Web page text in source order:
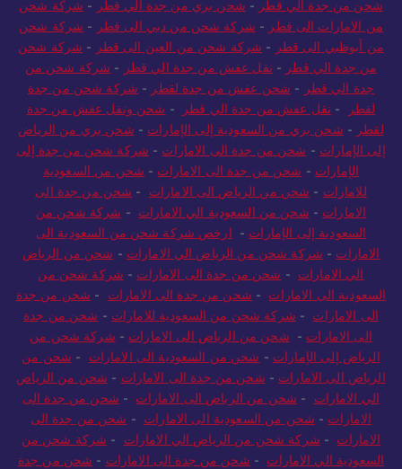
شحن من جدة الي قطر - شحن بري من جدة الي قطر - شركة شحن
من الامارات الى قطر - شركة شحن من دبي الى قطر - شركة شحن
من أبوظبي الى قطر - شركة شحن من العين الى قطر - شركة شحن
من جدة الي قطر - نقل عفش من جدة الي قطر - شركة شحن من
جدة الي قطر - شحن عفش من جدة لقطر - شركة شحن من جدة
لقطر
- نقل عفش من جدة الي قطر - شحن ونقل عفش من جدة
لقطر - شحن بري من السعودية إلى الإمارات - شحن بري من الرياض
إلى الإمارات - شحن من جدة الى الامارات - شركة شحن من جدة إلى
الإمارات - شحن من جدة الى الامارات - شحن من السعودية
للامارات - شحن من الرياض الى الامارات - شحن من جدة الى
الامارات - شحن من السعودية الي الامارات - شركة شحن من
السعودية إلى الإمارات - ارخص شركة شحن من السعودية الى
الامارات - شركة شحن من الرياض الي الامارات - شحن من الرياض
الي الامارات - شحن من جدة الى الامارات - شركة شحن من
السعودية الى الامارات - شحن من جدة الى الامارات - شحن من جدة
الى الامارات - شركة شحن من السعودية للامارات - شحن من جدة
الى الامارات - شحن من الرياض الى الامارات - شركة شحن من
الرياض إلى الإمارات - شحن من السعودية الى الامارات - شحن من
الرياض الى الامارات - شحن من جدة الى الامارات - شحن من الرياض
الي الامارات - شحن من الرياض الى الامارات - شحن من جدة الى
الامارات - شحن من السعودية الى الامارات - شحن من جدة الى
الامارات - شركة شحن من الرياض الي الامارات - شركة شحن من
السعودية الي الامارات - شحن من جدة الى الامارات - شحن من جدة